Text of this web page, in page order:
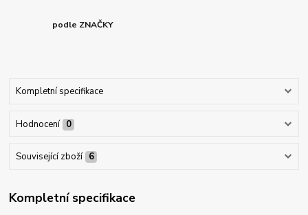
podle ZNAČKY
Kompletní specifikace
Hodnocení 0
Související zboží 6
Kompletní specifikace